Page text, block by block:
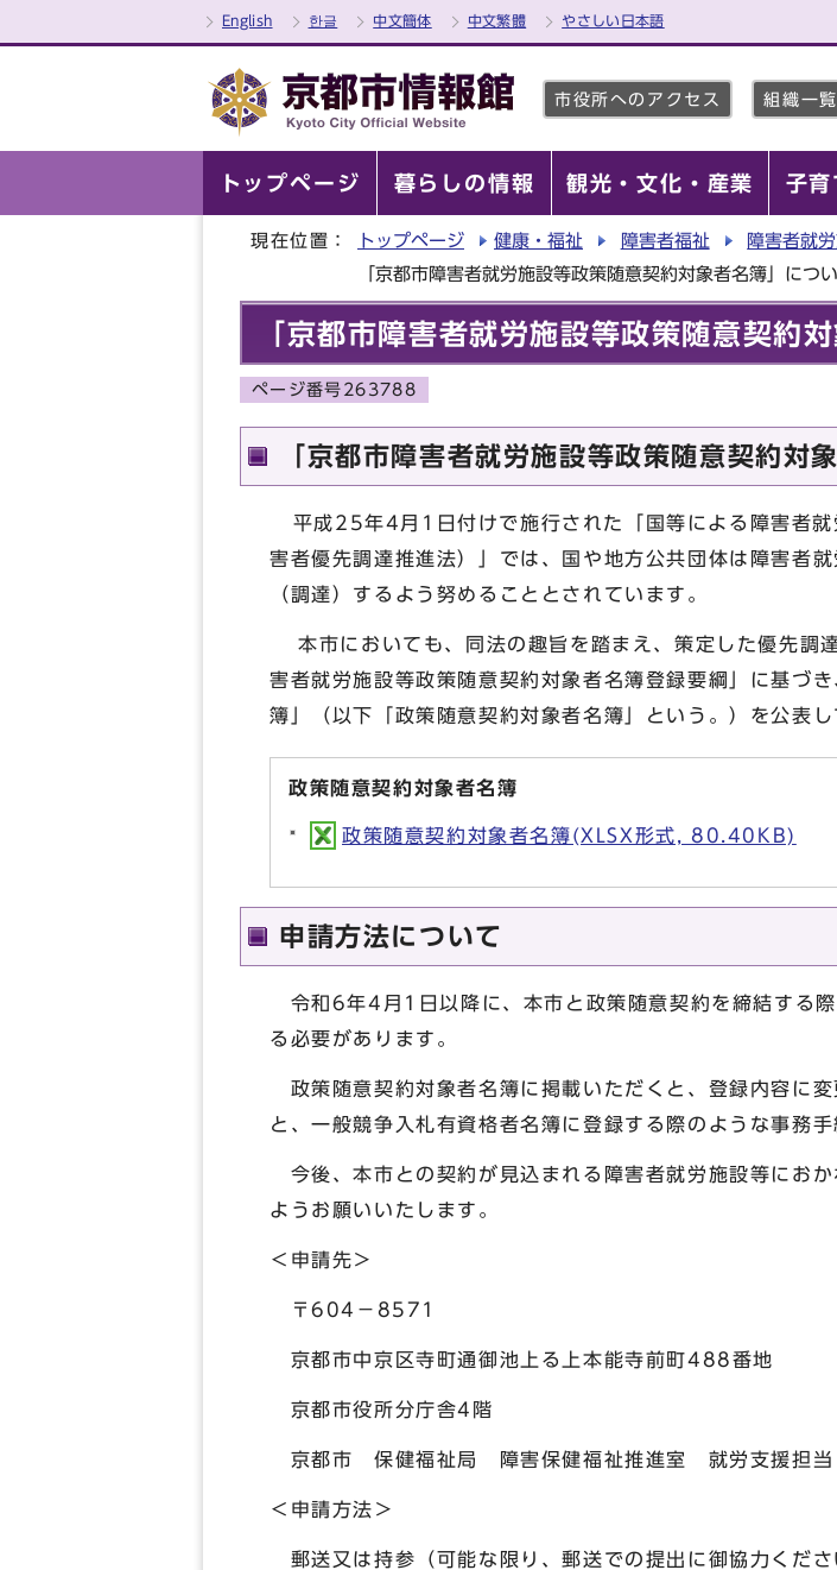
English 한글 中文簡体 中文繁體 やさしい日本語
市役所へのアクセス 組織一覧
トップページ 暮らしの情報 観光・文化・産業 子育
現在位置： トップページ 健康・福祉 障害者福祉
障害者就
「京都市障害者就労施設等政策随意契約対象者名簿」につ
「京都市障害者就労施設等政策随意契約
ページ番号263788
「京都市障害者就労施設等政策随意契約対
平成25年4月1日付けで施行された「国等による障害者就
害者優先調達推進法）」では、国や地方公共団体は障害者
（調達）するよう努めることとされています。
本市においても、同法の趣旨を踏まえ、策定した優先調
害者就労施設等政策随意契約対象者名簿登録要綱」に基づ
簿」（以下「政策随意契約対象者名簿」という。）を公表し
政策随意契約対象者名簿
政策随意契約対象者名簿(XLSX形式, 80.40KB)
申請方法について
令和6年4月1日以降に、本市と政策随意契約を締結する
る必要があります。
政策随意契約対象者名簿に掲載いただくと、登録内容に
と、一般競争入札有資格者名簿に登録する際のような事務
今後、本市との契約が見込まれる障害者就労施設等にお
ようお願いいたします。
＜申請先＞
〒604－8571
京都市中京区寺町通御池上る上本能寺前町488番地
京都市役所分庁舎4階
京都市 保健福祉局 障害保健福祉推進室 就労支援担
＜申請方法＞
郵送又は持参（可能な限り、郵送での提出に御協力くださ